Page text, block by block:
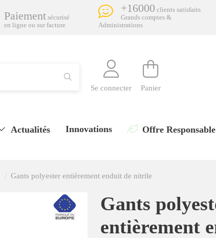
Paiement sécurisé
en ligne ou sur facture
+16000 clients satisfaits
Grands comptes &
Administrations
Se connecter Panier
Offre Responsable
Innovations
Actualités
Gants polyester entièrement enduit de nitrile
Gants
entièrement